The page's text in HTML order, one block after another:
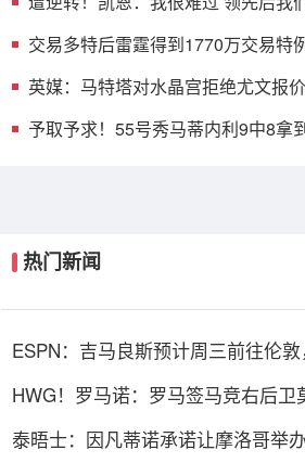
交易多特后雷霆得到1770万交易特
英媒：马特塔对水晶宫拒绝尤文报
予取予求！55号秀马蒂内利9中8拿
热门新闻
ESPN：吉马良斯预计周三前往伦
HWG！罗马诺：罗马签马竞右后卫
泰晤士：因凡蒂诺承诺让摩洛哥举